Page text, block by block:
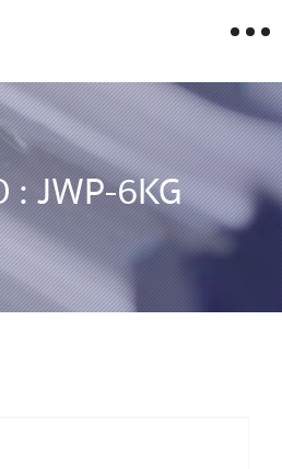
: JWP-6KG